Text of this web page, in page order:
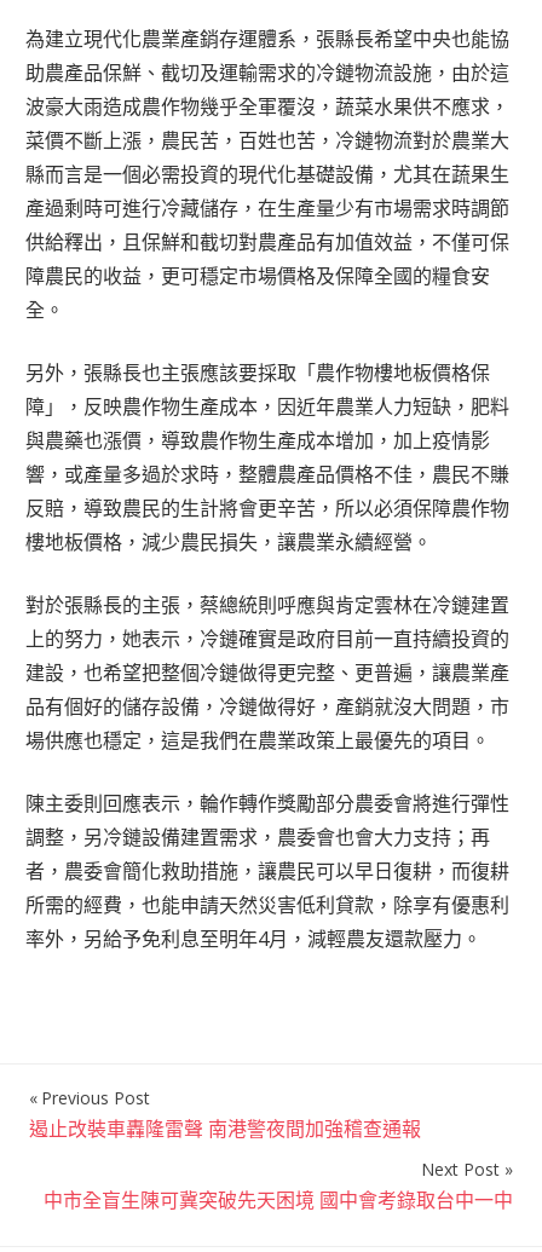
為建立現代化農業產銷存運體系，張縣長希望中央也能協
助農產品保鮮、截切及運輸需求的冷鏈物流設施，由於這
波豪大雨造成農作物幾乎全軍覆沒，蔬菜水果供不應求，
菜價不斷上漲，農民苦，百姓也苦，冷鏈物流對於農業大
縣而言是一個必需投資的現代化基礎設備，尤其在蔬果生
產過剩時可進行冷藏儲存，在生產量少有市場需求時調節
供給釋出，且保鮮和截切對農產品有加值效益，不僅可保
障農民的收益，更可穩定市場價格及保障全國的糧食安
全。
另外，張縣長也主張應該要採取「農作物樓地板價格保
障」，反映農作物生產成本，因近年農業人力短缺，肥料
與農藥也漲價，導致農作物生產成本增加，加上疫情影
響，或產量多過於求時，整體農產品價格不佳，農民不賺
反賠，導致農民的生計將會更辛苦，所以必須保障農作物
樓地板價格，減少農民損失，讓農業永續經營。
對於張縣長的主張，蔡總統則呼應與肯定雲林在冷鏈建置
上的努力，她表示，冷鏈確實是政府目前一直持續投資的
建設，也希望把整個冷鏈做得更完整、更普遍，讓農業產
品有個好的儲存設備，冷鏈做得好，產銷就沒大問題，市
場供應也穩定，這是我們在農業政策上最優先的項目。
陳主委則回應表示，輪作轉作獎勵部分農委會將進行彈性
調整，另冷鏈設備建置需求，農委會也會大力支持；再
者，農委會簡化救助措施，讓農民可以早日復耕，而復耕
所需的經費，也能申請天然災害低利貸款，除享有優惠利
率外，另給予免利息至明年4月，減輕農友還款壓力。
文
章
導
Previous Post
遏止改裝車轟隆雷聲 南港警夜間加強稽查通報
Next Post
中市全盲生陳可冀突破先天困境 國中會考錄取台中一中